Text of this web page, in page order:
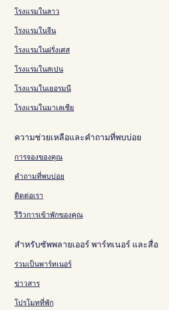
โรงแรมในลาว
โรงแรมในจีน
โรงแรมในฝรั่งเศส
โรงแรมในสเปน
โรงแรมในเยอรมนี
โรงแรมในมาเลเซีย
ความช่วยเหลือและคำถามที่พบบ่อย
การจองของคุณ
คำถามที่พบบ่อย
ติดต่อเรา
รีวิวการเข้าพักของคุณ
สำหรับซัพพลายเออร์ พาร์ทเนอร์ และสื่อ
ร่วมเป็นพาร์ทเนอร์
ข่าวสาร
โปรโมทที่พัก